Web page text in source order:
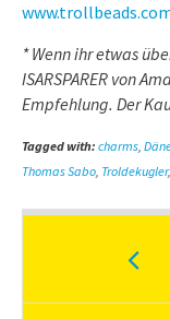
* Wenn ihr etwas
ISARSPARER von
Empfehlung. Der
Tagged with: charms,
Thomas Sabo, Troldekugler,